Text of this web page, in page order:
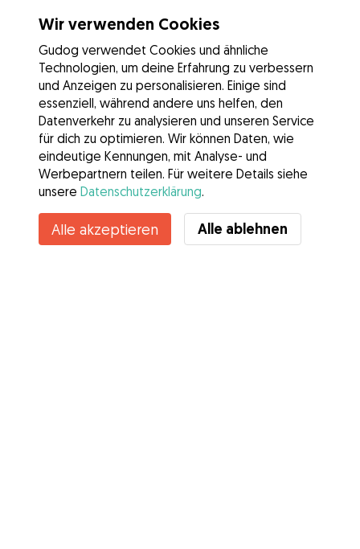
Kontakt
Kennst du die Vorteile von Gudog? Mehr sehen
Wir verwenden Cookies
Gudog verwendet Cookies und ähnliche
Technologien, um deine Erfahrung zu verbessern
und Anzeigen zu personalisieren. Einige sind
essenziell, während andere uns helfen, den
Datenverkehr zu analysieren und unseren Service
für dich zu optimieren. Wir können Daten, wie
eindeutige Kennungen, mit Analyse- und
Werbepartnern teilen. Für weitere Details siehe
unsere Datenschutzerklärung.
Alle akzeptieren Alle ablehnen